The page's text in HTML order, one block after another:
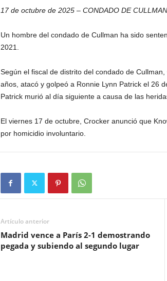
17 de octubre de 2025 – CONDADO DE
Un hombre del condado de Cullman ha sido
2021.
Según el fiscal de distrito del condado de
años, atacó y golpeó a Ronnie Lynn Patrick el 26
Patrick murió al día siguiente a causa de las
El viernes 17 de octubre, Crocker anunció que
por homicidio involuntario.
Artículo anterior
Madrid vence a París 2-1 demostrando
pegada y subiendo al segundo lugar